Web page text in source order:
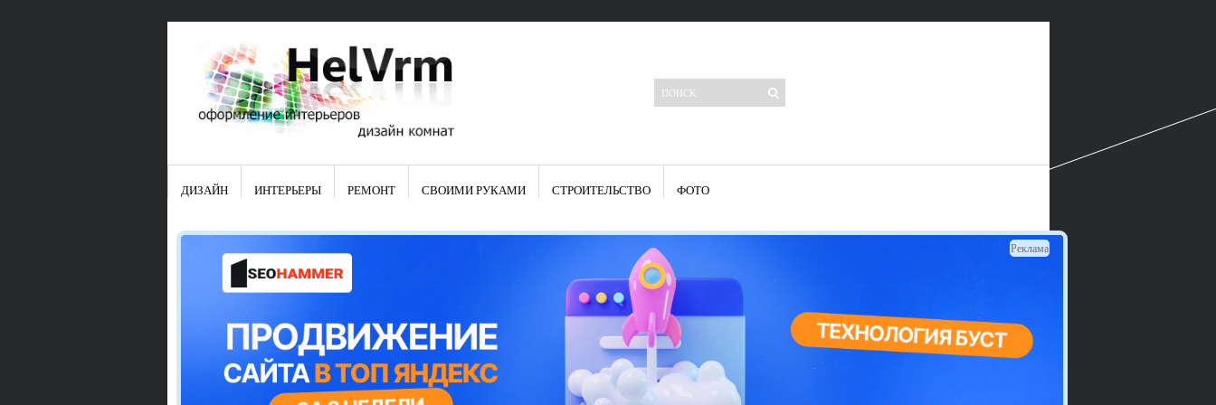
Свежие записи
Японские кухонные ножи: традиции древних самураев
Элитные кухни: стилевые особенности
Элитная посуда для кухни – гордость любой хозяйки
Шкаф-пенал для кухни по инструкции
Электропроводка на кухне: планирование и монтаж
Что представляет собой столовая группа для кухни
Школа ремонта кухни
Черно-белая кухня – дань моде или универсальный вариант дизайна
Электрические вытяжки для кухни:особенности применения
Фасады для кухни своими руками — ваша фантазия, плюс навыки
сотворят чудеса
Шьем шторы на кухню сами: пошаговая инструкция
Чем отмыть жир на кухне – советы опытных хозяек
ДИЗАЙН ИНТЕРЬЕРЫ РЕМОНТ СВОИМИ РУКАМИ СТРОИТЕЛЬСТВО ФОТО
Реклама